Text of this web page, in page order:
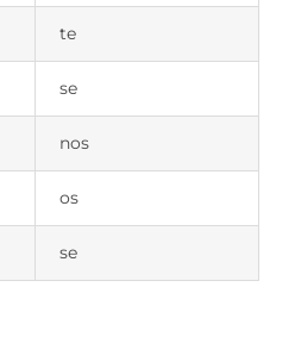
te
se
nos
os
se